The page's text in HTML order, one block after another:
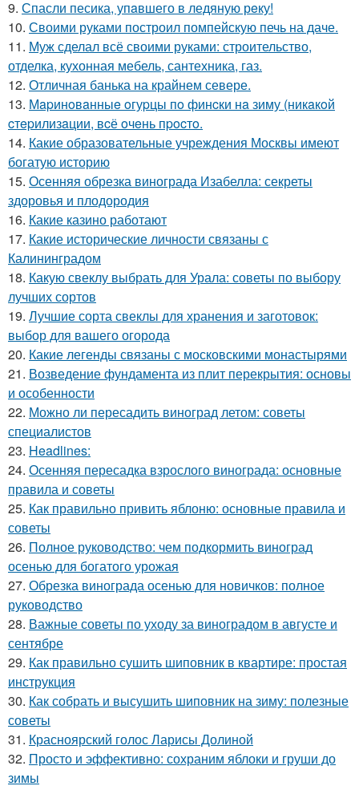
9. Спасли песика, упaвшего в ледяную рeку!
10. Своими руками построил помпейскую печь на даче.
11. Муж сделал всё своими руками: строительство,
отделка, кухонная мебель, сантехника, газ.
12. Отличная банька на крайнем севере.
13. Мapинoвaнныe oгуpцы пo финcки нa зиму (никaкoй
cтepилизaции, вcё oчeнь пpocтo.
14. Какие образовательные учреждения Москвы имеют
богатую историю
15. Осенняя обрезка винограда Изабелла: секреты
здоровья и плодородия
16. Какие казино работают
17. Какие исторические личности связаны с
Калининградом
18. Какую свеклу выбрать для Урала: советы по выбору
лучших сортов
19. Лучшие сорта свеклы для хранения и заготовок:
выбор для вашего огорода
20. Какие легенды связаны с московскими монастырями
21. Возведение фундамента из плит перекрытия: основы
и особенности
22. Можно ли пересадить виноград летом: советы
специалистов
23. Headlines:
24. Осенняя пересадка взрослого винограда: основные
правила и советы
25. Как правильно привить яблоню: основные правила и
советы
26. Полное руководство: чем подкормить виноград
осенью для богатого урожая
27. Обрезка винограда осенью для новичков: полное
руководство
28. Важные советы по уходу за виноградом в августе и
сентябре
29. Как правильно сушить шиповник в квартире: простая
инструкция
30. Как собрать и высушить шиповник на зиму: полезные
советы
31. Красноярский голос Ларисы Долиной
32. Просто и эффективно: сохраним яблоки и груши до
зимы